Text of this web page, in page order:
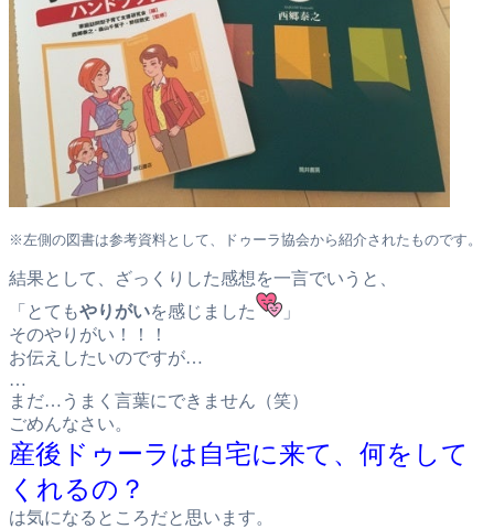
※左側の図書は参考資料として、ドゥーラ協会から紹介されたものです。
結果として、ざっくりした感想を一言でいうと、
「とてもやりがいを感じました
」
そのやりがい！！！
お伝えしたいのですが…
…
まだ…うまく言葉にできません（笑）
ごめんなさい。
産後ドゥーラは自宅に来て、何をして
くれるの？
は気になるところだと思います。